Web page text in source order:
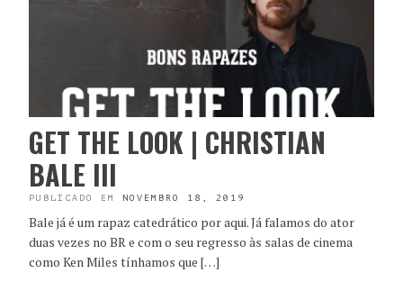
GET THE LOOK | CHRISTIAN
BALE III
PUBLICADO EM NOVEMBRO 18, 2019
Bale já é um rapaz catedrático por aqui. Já falamos do ator
duas vezes no BR e com o seu regresso às salas de cinema
como Ken Miles tínhamos que […]